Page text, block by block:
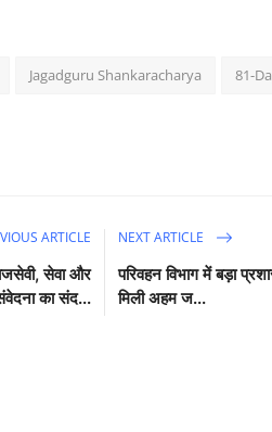
Jagadguru Shankaracharya 81-
ARTICLE
सेवा और
का संद...
NEXT ARTICLE
परिवहन विभाग में बड़ा
मिली अहम ज...